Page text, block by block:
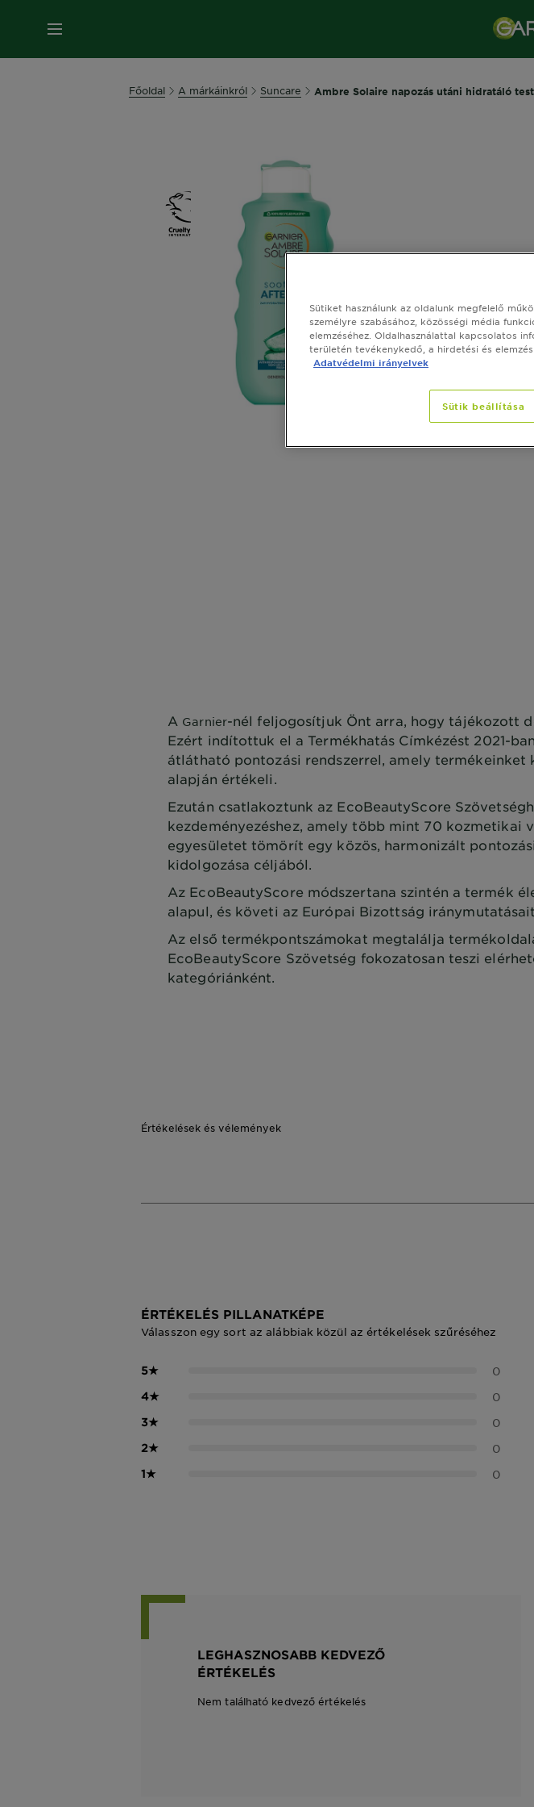
MENÜ
Főoldal A márkáinkról Suncare Ambre Solaire napozás utáni hidratáló
A Garnier-nél feljogosítjuk Önt arra, hogy tájékozott
Ezért indítottuk el a Termékhatás Címkézést 2021-
átlátható pontozási rendszerrel, amely termékeinket
alapján értékeli.
Ezután csatlakoztunk az EcoBeautyScore
kezdeményezéshez, amely több mint 70 kozmetikai
egyesületet tömörít egy közös, harmonizált
kidolgozása céljából.
Az EcoBeautyScore módszertana szintén a termék
alapul, és követi az Európai Bizottság
Az első termékpontszámokat megtalálja
EcoBeautyScore Szövetség fokozatosan teszi
kategóriánként.
Értékelések és vélemények
ÉRTÉKELÉS PILLANATKÉPE
Válasszon egy sort az alábbiak közül az értékelések szűréséhez
5★ 0
4★ 0
3★ 0
2★ 0
1★ 0
LEGHASZNOSABB KEDVEZŐ
ÉRTÉKELÉS
Nem található kedvező értékelés
Sütiket használunk az oldalunk megfelelő
személyre szabásához, közösségi média
elemzéséhez. Oldalhasználattal kapcsolatos
területén tevékenykedő, a hirdetési és
Adatvédelmi irányelvek
Sütik beállítása